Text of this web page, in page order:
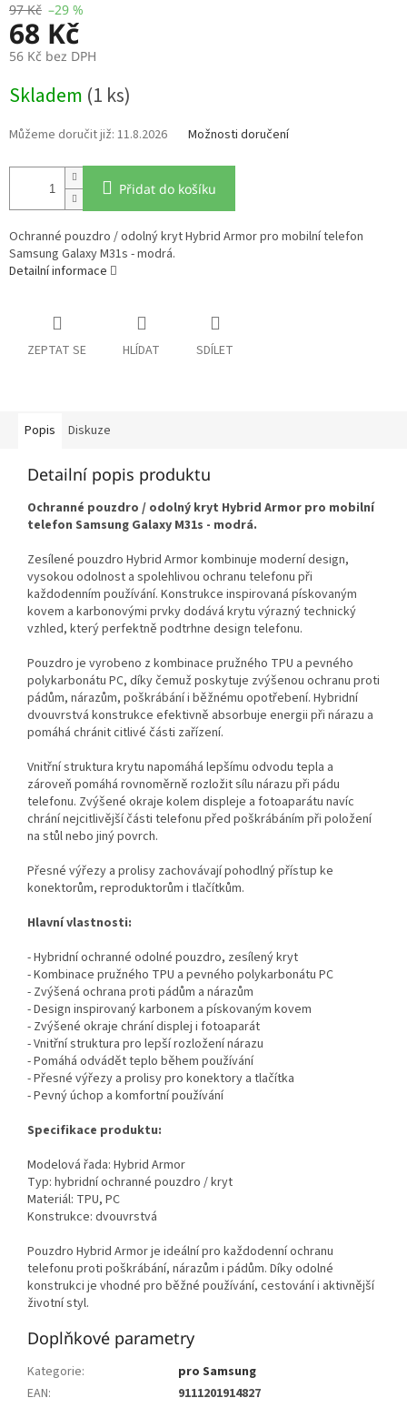
97 Kč –29 %
68 Kč
56 Kč bez DPH
cena:
Skladem (1 ks)
11.8.2026 Možnosti doručení
Přidat do košíku
Ochranné pouzdro / odolný kryt Hybrid Armor pro mobilní telefon
Samsung Galaxy M31s - modrá.
Detailní informace
ZEPTAT SE HLÍDAT SDÍLET
Popis Diskuze
Detailní popis produktu
Ochranné pouzdro / odolný kryt Hybrid Armor pro mobilní
telefon Samsung Galaxy M31s - modrá.
Zesílené pouzdro Hybrid Armor kombinuje moderní design,
vysokou odolnost a spolehlivou ochranu telefonu při
každodenním používání. Konstrukce inspirovaná pískovaným
kovem a karbonovými prvky dodává krytu výrazný technický
vzhled, který perfektně podtrhne design telefonu.
Pouzdro je vyrobeno z kombinace pružného TPU a pevného
polykarbonátu PC, díky čemuž poskytuje zvýšenou ochranu proti
pádům, nárazům, poškrábání i běžnému opotřebení. Hybridní
dvouvrstvá konstrukce efektivně absorbuje energii při nárazu a
pomáhá chránit citlivé části zařízení.
Vnitřní struktura krytu napomáhá lepšímu odvodu tepla a
zároveň pomáhá rovnoměrně rozložit sílu nárazu při pádu
telefonu. Zvýšené okraje kolem displeje a fotoaparátu navíc
chrání nejcitlivější části telefonu před poškrábáním při položení
na stůl nebo jiný povrch.
Přesné výřezy a prolisy zachovávají pohodlný přístup ke
konektorům, reproduktorům i tlačítkům.
Hlavní vlastnosti:
- Hybridní ochranné odolné pouzdro, zesílený kryt
- Kombinace pružného TPU a pevného polykarbonátu PC
- Zvýšená ochrana proti pádům a nárazům
- Design inspirovaný karbonem a pískovaným kovem
- Zvýšené okraje chrání displej i fotoaparát
- Vnitřní struktura pro lepší rozložení nárazu
- Pomáhá odvádět teplo během používání
- Přesné výřezy a prolisy pro konektory a tlačítka
- Pevný úchop a komfortní používání
Specifikace produktu:
Modelová řada: Hybrid Armor
Typ: hybridní ochranné pouzdro / kryt
Materiál: TPU, PC
Konstrukce: dvouvrstvá
Pouzdro Hybrid Armor je ideální pro každodenní ochranu
telefonu proti poškrábání, nárazům i pádům. Díky odolné
konstrukci je vhodné pro běžné používání, cestování i aktivnější
životní styl.
Doplňkové parametry
Kategorie:
pro Samsung
EAN:
9111201914827